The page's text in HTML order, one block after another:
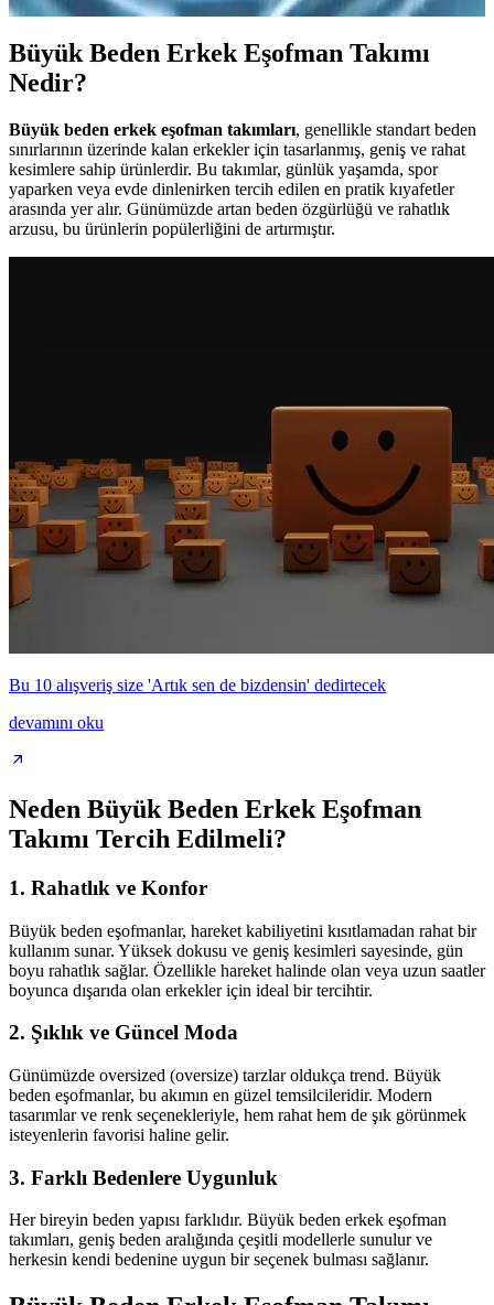
Büyük Beden Erkek Eşofman Takımı
Nedir?
Büyük beden erkek eşofman takımları, genellikle standart beden
sınırlarının üzerinde kalan erkekler için tasarlanmış, geniş ve rahat
kesimlere sahip ürünlerdir. Bu takımlar, günlük yaşamda, spor
yaparken veya evde dinlenirken tercih edilen en pratik kıyafetler
arasında yer alır. Günümüzde artan beden özgürlüğü ve rahatlık
arzusu, bu ürünlerin popülerliğini de artırmıştır.
Bu 10 alışveriş size 'Artık sen de bizdensin' dedirtecek
devamını oku
Neden Büyük Beden Erkek Eşofman
Takımı Tercih Edilmeli?
1. Rahatlık ve Konfor
Büyük beden eşofmanlar, hareket kabiliyetini kısıtlamadan rahat bir
kullanım sunar. Yüksek dokusu ve geniş kesimleri sayesinde, gün
boyu rahatlık sağlar. Özellikle hareket halinde olan veya uzun saatler
boyunca dışarıda olan erkekler için ideal bir tercihtir.
2. Şıklık ve Güncel Moda
Günümüzde oversized (oversize) tarzlar oldukça trend. Büyük
beden eşofmanlar, bu akımın en güzel temsilcileridir. Modern
tasarımlar ve renk seçenekleriyle, hem rahat hem de şık görünmek
isteyenlerin favorisi haline gelir.
3. Farklı Bedenlere Uygunluk
Her bireyin beden yapısı farklıdır. Büyük beden erkek eşofman
takımları, geniş beden aralığında çeşitli modellerle sunulur ve
herkesin kendi bedenine uygun bir seçenek bulması sağlanır.